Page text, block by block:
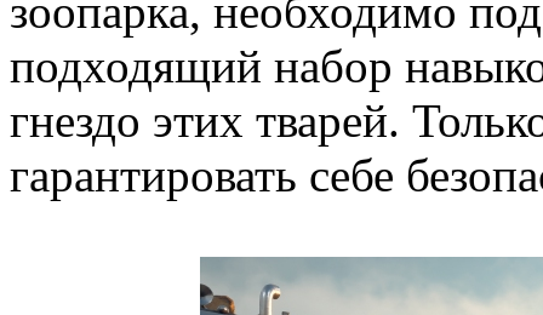
зоопарка, необходимо
подходящий набор
гнездо этих тварей.
гарантировать себе